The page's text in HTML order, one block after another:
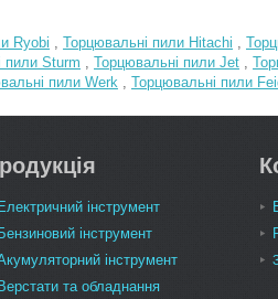
Ryobi , Торцювальні пили Hitachi ,
пили Sturm , Торцювальні пили Jet ,
пили Werk , Торцювальні пили
Електричний інструмент
Бензиновий інструмент
інструмент
Верстати та обладнання